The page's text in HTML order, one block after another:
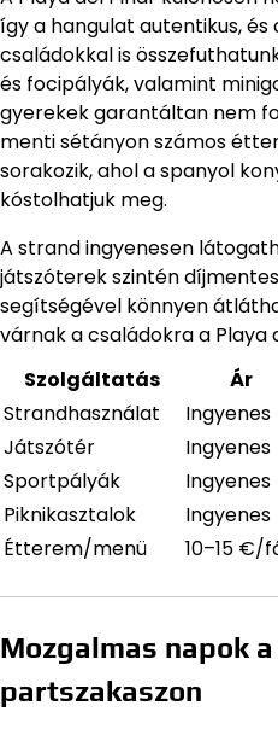
így a hangulat autentikus,
családokkal is
és focipályák, valamint
gyerekek garantáltan nem
menti sétányon számos
sorakozik, ahol a spanyol
kóstolhatjuk meg.
A strand ingyenesen
játszóterek szintén
segítségével könnyen
várnak a családokra a Playa
Szolgáltatás
Ár
Strandhasználat
Ingyenes
Játszótér
Ingyenes
Sportpályák
Ingyenes
Piknikasztalok
Ingyenes
Étterem/menü
10–15 €/
Mozgalmas napok
partszakaszon